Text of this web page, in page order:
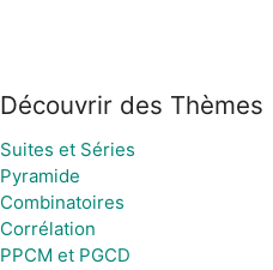
Découvrir des Thèmes
Suites et Séries
Pyramide
Combinatoires
Corrélation
PPCM et PGCD